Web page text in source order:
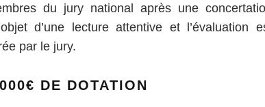
du jury national après une
d’une lecture attentive et l’évaluation
par le jury.
DE DOTATION